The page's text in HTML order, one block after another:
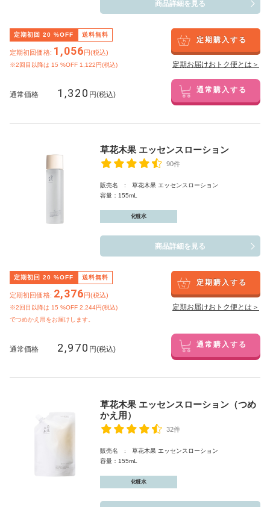
商品詳細を見る
定期初回 20 %OFF 送料無料
定期初回価格: 1,056円(税込)
※2回目以降は 15 %OFF 1,122円(税込)
定期購入する
定期お届けおトク便とは＞
通常価格 1,320 円(税込) 通常購入する
草花木果 エッセンスローション
90件
販売名 : 草花木果 エッセンスローション
容量：155mL
化粧水
商品詳細を見る
定期初回 20 %OFF 送料無料
定期初回価格: 2,376円(税込)
※2回目以降は 15 %OFF 2,244円(税込)
でつめかえ用をお届けします。
定期購入する
定期お届けおトク便とは＞
通常価格 2,970 円(税込) 通常購入する
草花木果 エッセンスローション（つめ
かえ用）
32件
販売名 : 草花木果 エッセンスローション
容量：155mL
化粧水